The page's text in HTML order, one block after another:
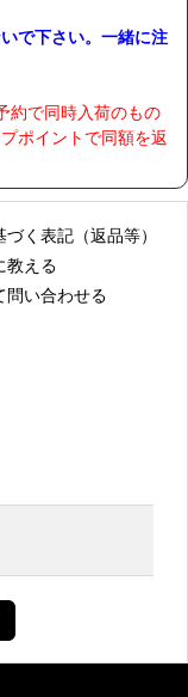
で下さい。一緒に注
約で同時入荷のもの
ポイントで同額を返
く表記（返品等）
教える
問い合わせる